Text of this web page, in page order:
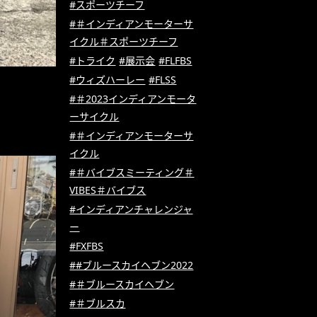
#スポーツチーフ
#＃インディアンモーターサ
イクル＃スポーツチーフ
#トライク #展示会 #FLFBS
#ウィズハーレー #FLSS
#＃2023インディアンモータ
ーサイクル
#＃インディアンモーターサ
イクル
#＃バイブスミーティング＃
VIBES＃バイブス
#インディアンチャレンジャ
ー
#FXFBS
##ブルースカイヘブン2022
#＃ブルースカイヘブン
#＃ブルスカ